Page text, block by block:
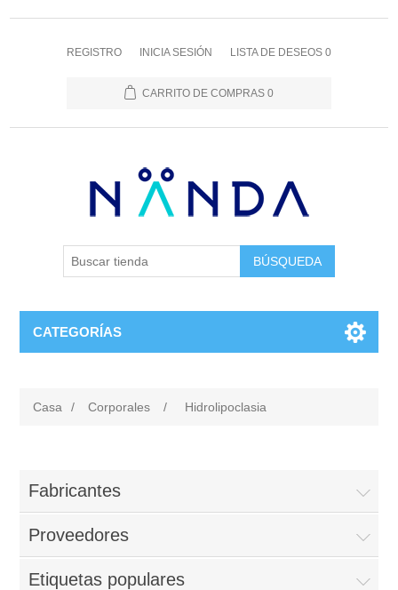
REGISTRO INICIA SESIÓN LISTA DE DESEOS 0
CARRITO DE COMPRAS 0
BÚSQUEDA
CATEGORÍAS
Casa / Corporales / Hidrolipoclasia
Fabricantes
Proveedores
Etiquetas populares